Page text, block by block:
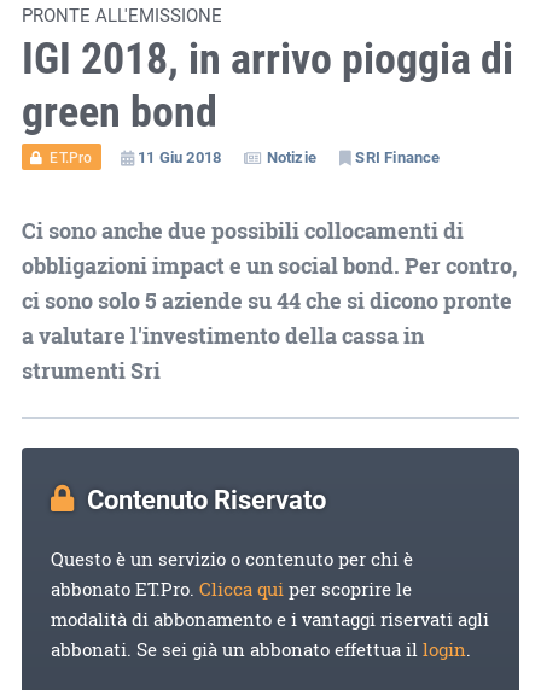
PRONTE ALL'EMISSIONE
IGI 2018, in arrivo pioggia di
green bond
ET.Pro 11 Giu 2018 Notizie SRI Finance
Ci sono anche due possibili collocamenti di
obbligazioni impact e un social bond. Per contro,
ci sono solo 5 aziende su 44 che si dicono pronte
a valutare l'investimento della cassa in
strumenti Sri
Contenuto Riservato
Questo è un servizio o contenuto per chi è
abbonato ET.Pro. Clicca quiper scoprire le
modalità di abbonamento e i vantaggi riservati agli
abbonati. Se sei già un abbonato effettua illogin.